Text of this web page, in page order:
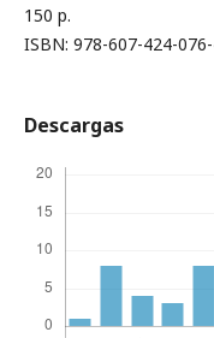
150 p.
ISBN: 978-607-424-
Descargas